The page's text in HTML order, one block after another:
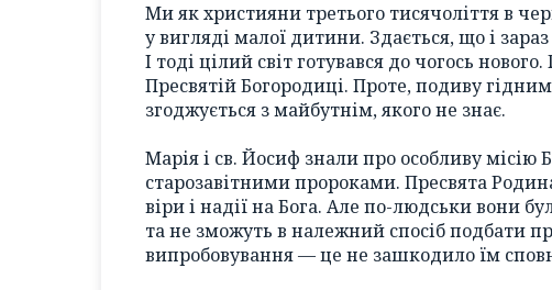
Ми як християни третього тисячоліття в
у вигляді малої дитини. Здається, що і
І тоді цілий світ готувався до чогось
Пресвятій Богородиці. Проте, подиву
згоджується з майбутнім, якого не знає.
Марія і св. Йосиф знали про особливу місію
старозавітними пророками. Пресвята
віри і надії на Бога. Але по-людськи вони
та не зможуть в належний спосіб подбати
випробовування — це не зашкодило їм